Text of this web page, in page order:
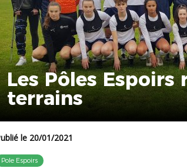
Les Pôles
terrains
Publié le 20/01/2021
Pole Espoirs